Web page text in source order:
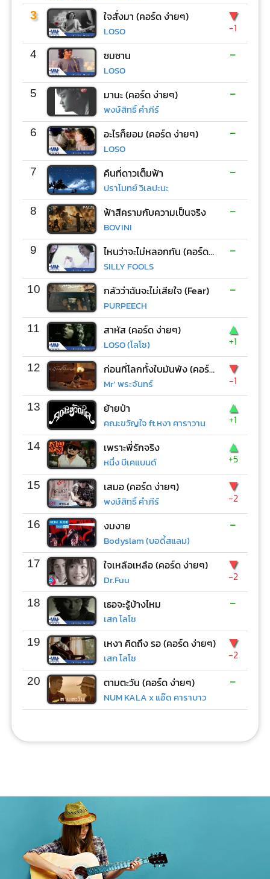
3 ใจสั่งมา (คอร์ด ง่ายๆ)
LOSO
▼
-1
4 ซมซาน
LOSO
-
5 มานะ (คอร์ด ง่ายๆ)
พงษ์สิทธิ์ คำภีร์
-
6 อะไรก็ยอม (คอร์ด ง่ายๆ)
LOSO
-
7 คืนที่ดาวเต็มฟ้า
ปราโมทย์ วิเลปะนะ
-
8 ฟ้าสีครามกับความเป็นจริง
BOVINI
-
9 ไหนว่าจะไม่หลอกกัน (คอร์ด ง่ายๆ)
SILLY FOOLS
-
10 กลัวว่าฉันจะไม่เสียใจ (Fear)
PURPEECH
-
11 สาหัส (คอร์ด ง่ายๆ)
LOSO (โลโซ)
▲
+1
12 ก่อนที่โลกทั้งใบมันพัง (คอร์ด ง่ายๆ)
Mr’ พระจันทร์
▼
-1
13 ย้ายป่า
คณะขวัญใจ ft.หงา คาราวาน
▲
+1
14 เพราะพี่รักจริง
หนึ่ง บีเคแบนด์
▲
+5
15 เสมอ (คอร์ด ง่ายๆ)
พงษ์สิทธิ์ คำภีร์
▼
-2
16 งมงาย
Bodyslam (บอดี้สแลม)
-
17 ใจเหลือเหลือ (คอร์ด ง่ายๆ)
Dr.Fuu
▼
-2
18 เธอจะรู้บ้างไหม
เสก โลโซ
-
19 เหงา คิดถึง รอ (คอร์ด ง่ายๆ)
เสก โลโซ
▼
-2
20 ตามตะวัน (คอร์ด ง่ายๆ)
NUM KALA x แอ๊ด คาราบาว
-